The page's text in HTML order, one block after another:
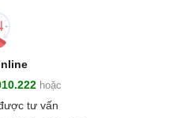
hoặc
tư vấn